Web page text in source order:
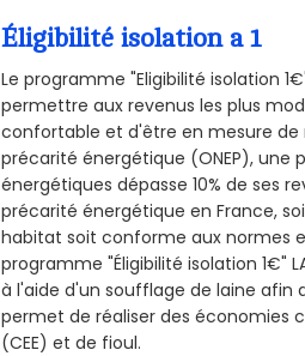
Éligibilité isolation a 1
Le programme "Eligibilité isolation
permettre aux revenus les plus
confortable et d'être en mesure de
précarité énergétique (ONEP), une
énergétiques dépasse 10% de ses
précarité énergétique en France,
habitat soit conforme aux normes
programme "Éligibilité isolation 1€"
à l'aide d'un soufflage de laine
permet de réaliser des économies
(CEE) et de fioul.